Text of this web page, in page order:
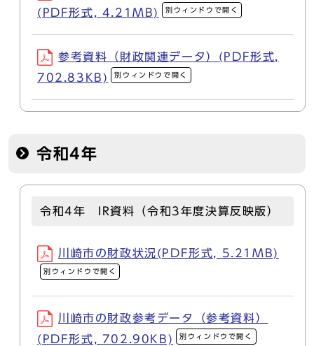
(PDF形式, 4.21MB) 別ウィンドウで開く
参考資料（財政関連データ）(PDF形式,
702.83KB)
別ウィンドウで開く
令和4年
令和4年 IR資料（令和3年度決算反映版）
川崎市の財政状況(PDF形式, 5.21MB)
別ウィンドウで開く
川崎市の財政参考データ（参考資料）
(PDF形式, 702.90KB)
別ウィンドウで開く